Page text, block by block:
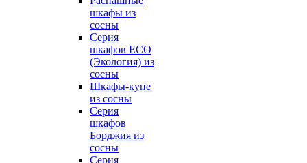
шкафы из
сосны
Серия
шкафов ECO
(Экология) из
сосны
Шкафы-купе
из сосны
Серия
шкафов
Борджия из
сосны
Серия